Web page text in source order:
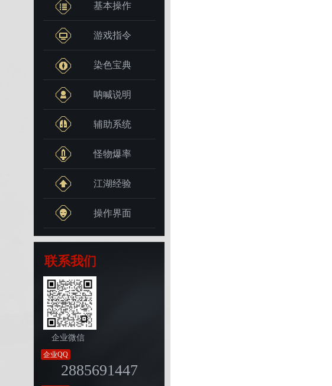
基本操作
游戏指令
染色宝典
呐喊说明
辅助系统
怪物爆率
江湖经验
操作界面
联系我们
企业微信
企业QQ
2885691447